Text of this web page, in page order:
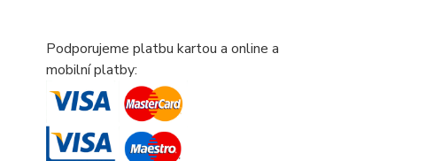
Podporujeme platbu kartou a online a
mobilní platby: